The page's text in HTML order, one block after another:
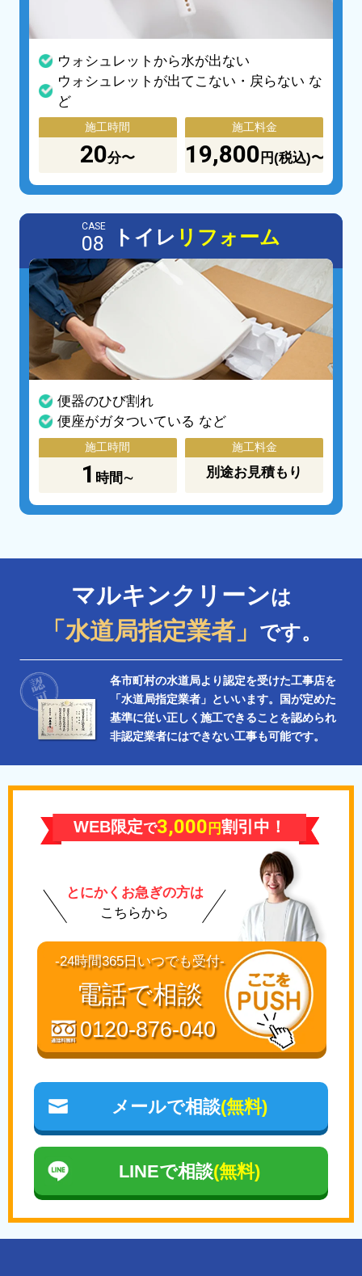
ウォシュレットから水が出ない
ウォシュレットが出てこない・戻らない な
ど
施工時間
20分〜
施工料金
19,800 円(税込)〜
CASE
08 トイレ リフォーム
便器のひび割れ
便座がガタついている など
施工時間
1 時間∼
施工料金
別途お見積もり
マルキンクリーンは
「水道局指定業者」 です。
各市町村の水道局より認定を受けた工事店を
「水道局指定業者」といいます。国が定めた
基準に従い正しく施工できることを認められ
非認定業者にはできない工事も可能です。
WEB限定で3,000 円割引中！
とにかくお急ぎの方は
こちらから
-24時間365日いつでも受付-
電話で相談
0120-876-040
メールで相談(無料)
LINEで相談(無料)